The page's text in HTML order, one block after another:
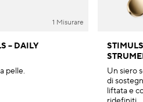
1 Misurare
– DAILY
pelle.
Un siero
di
liftata e